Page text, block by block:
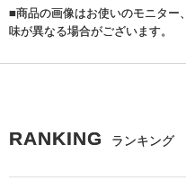
■商品の画像はお使いのモニター
味が異なる場合がございます。
RANKING ランキング